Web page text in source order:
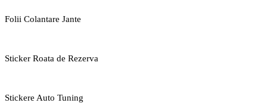
Folii Colantare Jante
Sticker Roata de Rezerva
Stickere Auto Tuning